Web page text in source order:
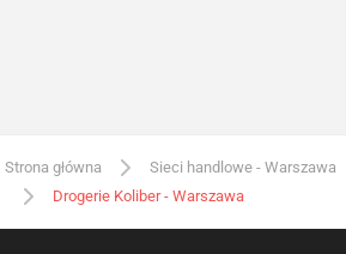
Strona główna Sieci handlowe - Warszawa
Drogerie Koliber - Warszawa